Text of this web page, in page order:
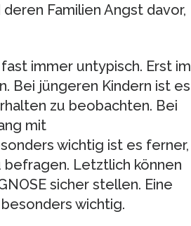
Familien Angst davor,
immer untypisch. Erst im
Bei jüngeren Kindern ist es
zu beobachten. Bei
mit
wichtig ist es ferner,
befragen. Letztlich können
sicher stellen. Eine
wichtig.